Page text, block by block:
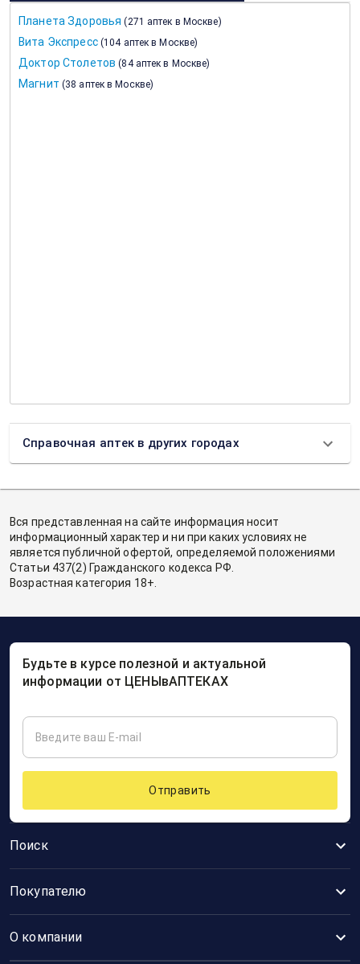
Планета Здоровья (271 аптек в Москве)
Вита Экспресс (104 аптек в Москве)
Доктор Столетов (84 аптек в Москве)
Магнит (38 аптек в Москве)
Справочная аптек в других городах
Вся представленная на сайте информация носит
информационный характер и ни при каких условиях не
является публичной офертой, определяемой положениями
Статьи 437(2) Гражданского кодекса РФ.
Возрастная категория 18+.
Поиск
Покупателю
О компании
Будьте в курсе полезной и актуальной
информации от ЦЕНЫвАПТЕКАХ
Отправить